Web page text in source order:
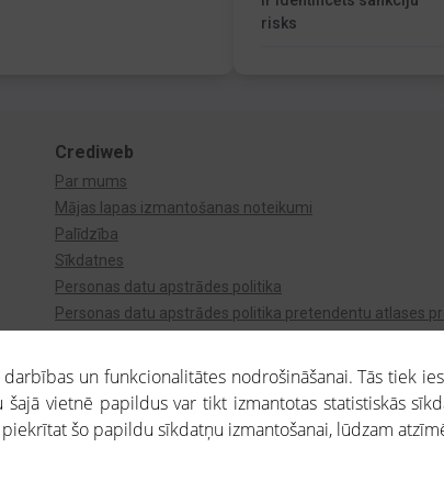
risks
Crediweb
Par mums
Mājas lapas izmantošanas noteikumi
Palīdzība
Sīkdatnes
Personas datu apstrādes politika
Personas datu apstrādes politika pretendentu atlases
ietvaros saņemtajai informācijai ir uzziņas raksturs, un tai nav juridiska
un funkcionalitātes nodrošināšanai. Tās tiek
vietnē papildus var tikt izmantotas statistiskās
piekrītat šo papildu sīkdatņu izmantošanai, lūdzam